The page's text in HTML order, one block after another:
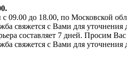
до 18.00, по Московской
свяжется с Вами для уточнения
составляет 7 дней. Просим
свяжется с Вами для уточнения